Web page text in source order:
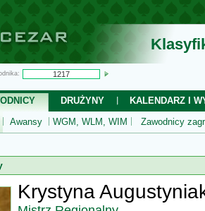
DRUŻYNY
KALENDARZ I
Awansy WGM, WLM, WIM Zawodnicy
Krystyna